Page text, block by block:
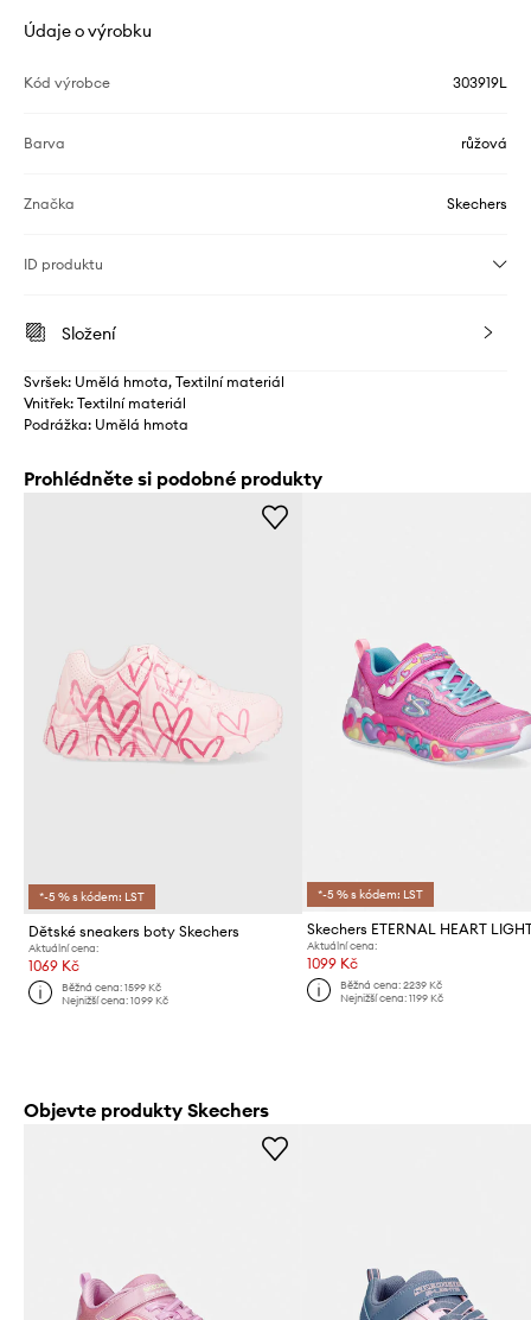
Údaje o výrobku
Kód výrobce 303919L
Barva růžová
Značka Skechers
ID produktu
Složení
Svršek: Umělá hmota, Textilní materiál
Vnitřek: Textilní materiál
Podrážka: Umělá hmota
Prohlédněte si podobné produkty
*-5 % s kódem: LST
Dětské sneakers boty Skechers
Aktuální cena:
1069 Kč
Běžná cena:1599 Kč
Nejnižší cena:1099 Kč
*-5 % s kódem: LST
Aktuální cena:
1099 Kč
Běžná cena: 2239 Kč
Nejnižší cena: 1199 Kč
Objevte produkty Skechers